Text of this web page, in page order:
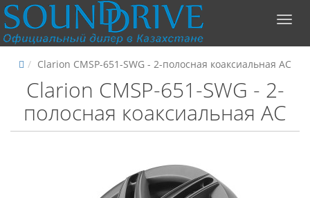
Clarion CMSP-651-SWG - 2-полосная коаксиальная АС
Clarion CMSP-651-SWG - 2-
полосная коаксиальная АС